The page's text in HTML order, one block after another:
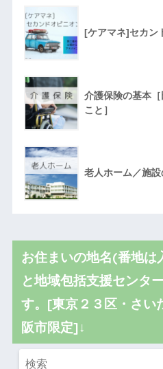
[ケアマネ]セカン
介護保険の基本
こと］
老人ホーム／施
お住まいの地名(番地は
と地域包括支援センタ
す。[東京２３区・さい
阪市限定]↓